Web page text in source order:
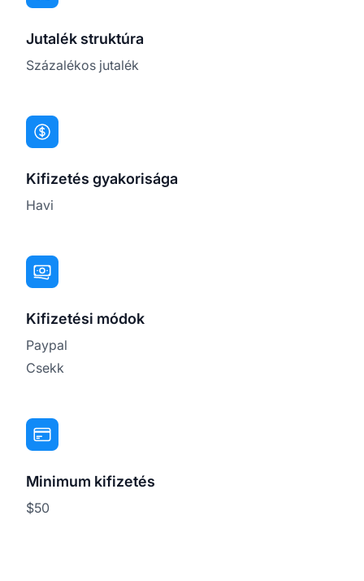
Jutalék struktúra
Százalékos jutalék
Kifizetés gyakorisága
Havi
Kifizetési módok
Paypal
Csekk
Minimum kifizetés
$50